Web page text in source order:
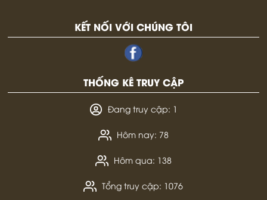
KẾT NỐI VỚI CHÚNG TÔI
THỐNG KÊ TRUY CẬP
Đang truy cập: 1
Hôm nay: 78
Hôm qua: 138
Tổng truy cập: 1076